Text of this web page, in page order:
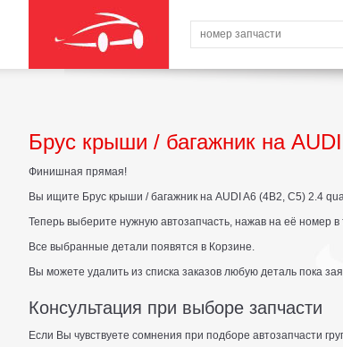
Брус крыши / багажник на
Финишная прямая!
Вы ищите Брус крыши / багажник на AUDI A6 (4B2, C5) 2.4
Теперь выберите нужную автозапчасть, нажав на её номер в
Все выбранные детали появятся в Корзине.
Вы можете удалить из списка заказов любую деталь пока
Консультация при выборе запчасти
Если Вы чувствуете сомнения при подборе автозапчасти